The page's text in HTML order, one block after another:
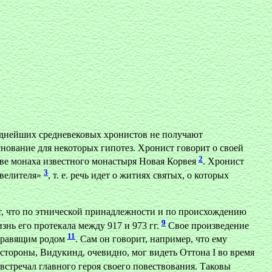
средневековых хронистов не получают
для некоторых гипотез. Хронист говорит о своей
монаха известного монастыря Новая Корвея2. Хронист
3, т. е. речь идет о житиях святых, о которых
что по этнической принадлежности и по происхождению
его протекала между 917 и 973 гг.9Свое произведение
родом11. Сам он говорит, например, что ему
Видукинд, очевидно, мог видеть Оттона I во время
главного героя своего повествования. Таковы